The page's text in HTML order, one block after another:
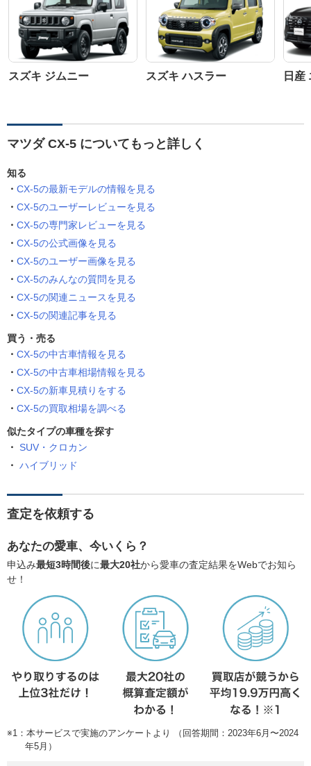
スズキ ジムニー スズキ ハスラー 日産
マツダ CX-5 についてもっと詳しく
知る
CX-5の最新モデルの情報を見る
CX-5のユーザーレビューを見る
CX-5の専門家レビューを見る
CX-5の公式画像を見る
CX-5のユーザー画像を見る
CX-5のみんなの質問を見る
CX-5の関連ニュースを見る
CX-5の関連記事を見る
買う・売る
CX-5の中古車情報を見る
CX-5の中古車相場情報を見る
CX-5の新車見積りをする
CX-5の買取相場を調べる
似たタイプの車種を探す
SUV・クロカン
ハイブリッド
査定を依頼する
あなたの愛車、今いくら？
申込み最短3時間後に最大20社から愛車の査定結果をWebでお知ら
せ！
※1：本サービスで実施のアンケートより （回答期間：2023年6月〜2024
年5月）